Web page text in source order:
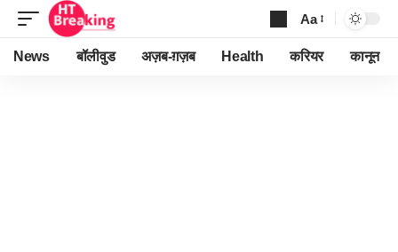
Font
Resizer
Aa
News बॉलीवुड अज़ब-ग़ज़ब Health करियर कानून